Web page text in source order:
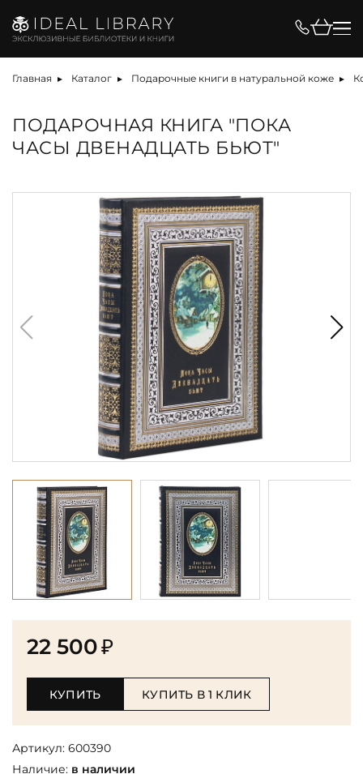
Главная Каталог Подарочные книги в натуральной коже
ПОДАРОЧНАЯ КНИГА "ПОКА
ЧАСЫ ДВЕНАДЦАТЬ БЬЮТ"
22 500₽
КУПИТЬ КУПИТЬ В 1 КЛИК
Артикул: 600390
Наличие: в наличии